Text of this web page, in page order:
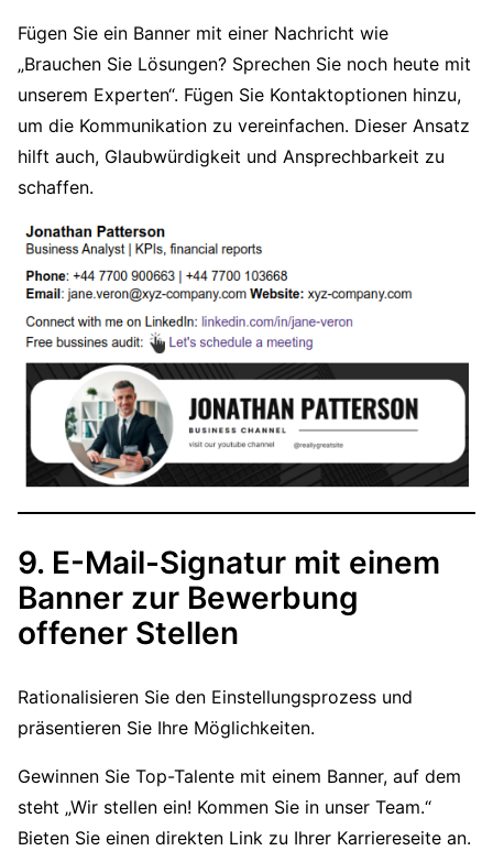
Fügen Sie ein Banner mit einer Nachricht wie
„Brauchen Sie Lösungen? Sprechen Sie noch heute mit
unserem Experten“. Fügen Sie Kontaktoptionen hinzu,
um die Kommunikation zu vereinfachen. Dieser Ansatz
hilft auch, Glaubwürdigkeit und Ansprechbarkeit zu
schaffen.
9. E-Mail-Signatur mit einem
Banner zur Bewerbung
offener Stellen
Rationalisieren Sie den Einstellungsprozess und
präsentieren Sie Ihre Möglichkeiten.
Gewinnen Sie Top-Talente mit einem Banner, auf dem
steht „Wir stellen ein! Kommen Sie in unser Team.“
Bieten Sie einen direkten Link zu Ihrer Karriereseite an.